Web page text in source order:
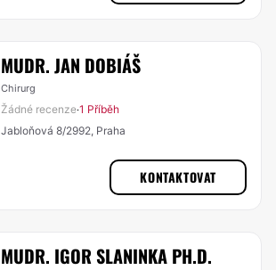
MUDR. JAN DOBIÁŠ
Chirurg
Žádné recenze·1 Příběh
Jabloňová 8/2992, Praha
KONTAKTOVAT
MUDR. IGOR SLANINKA PH.D.